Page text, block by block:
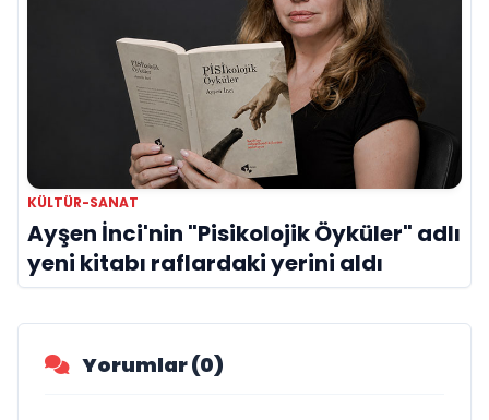
KÜLTÜR-SANAT
Ayşen İnci'nin "Pisikolojik Öyküler" adlı
yeni kitabı raflardaki yerini aldı
Yorumlar (0)